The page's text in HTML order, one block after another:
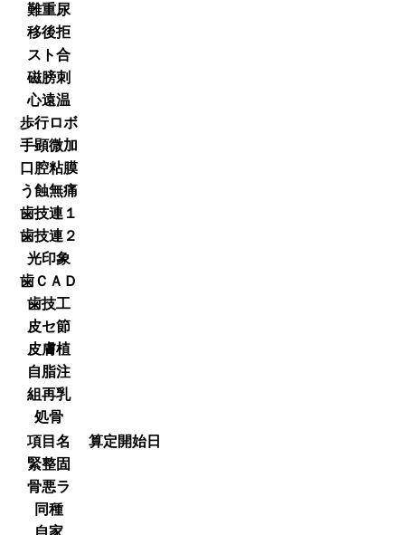
難重尿
移後拒
スト合
磁膀刺
心遠温
歩行ロボ
手顕微加
口腔粘膜
う蝕無痛
歯技連１
歯技連２
光印象
歯ＣＡＤ
歯技工
皮セ節
皮膚植
自脂注
組再乳
処骨
項目名
算定開始日
緊整固
骨悪ラ
同種
自家